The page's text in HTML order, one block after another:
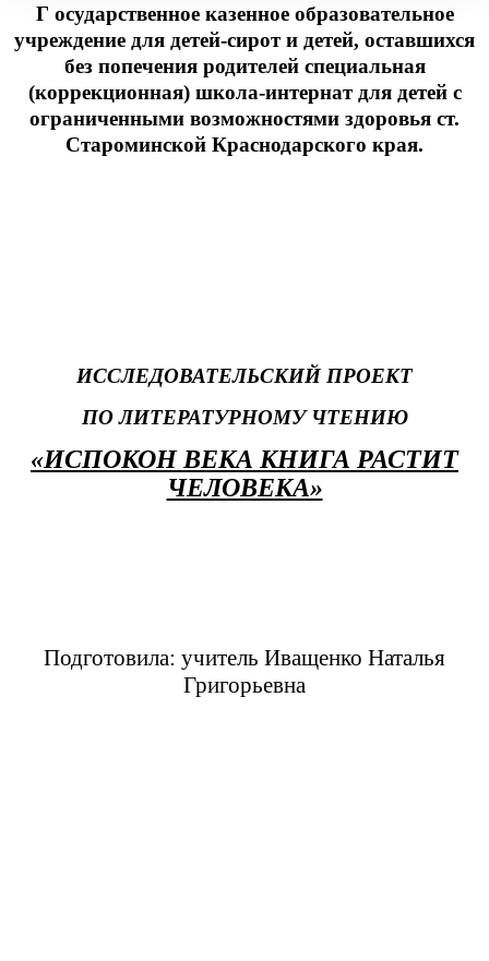
Г осударственное казенное образовательное
учреждение для детей-сирот и детей, оставшихся
без попечения родителей специальная
(коррекционная) школа-интернат для детей с
ограниченными возможностями здоровья ст.
Староминской Краснодарского края.
ИССЛЕДОВАТЕЛЬСКИЙ ПРОЕКТ
ПО ЛИТЕРАТУРНОМУ ЧТЕНИЮ
«ИСПОКОН ВЕКА КНИГА РАСТИТ
ЧЕЛОВЕКА»
Подготовила: учитель Иващенко Наталья
Григорьевна